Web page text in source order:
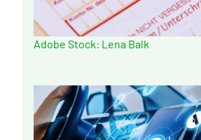
Adobe Stock: Lena Balk